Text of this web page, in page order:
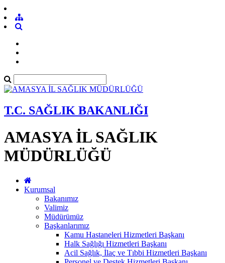
T.C. SAĞLIK BAKANLIĞI
AMASYA İL SAĞLIK
MÜDÜRLÜĞÜ
Kurumsal
Bakanımız
Valimiz
Müdürümüz
Başkanlarımız
Kamu Hastaneleri Hizmetleri Başkanı
Halk Sağlığı Hizmetleri Başkanı
Acil Sağlık, İlaç ve Tıbbi Hizmetleri Başkanı